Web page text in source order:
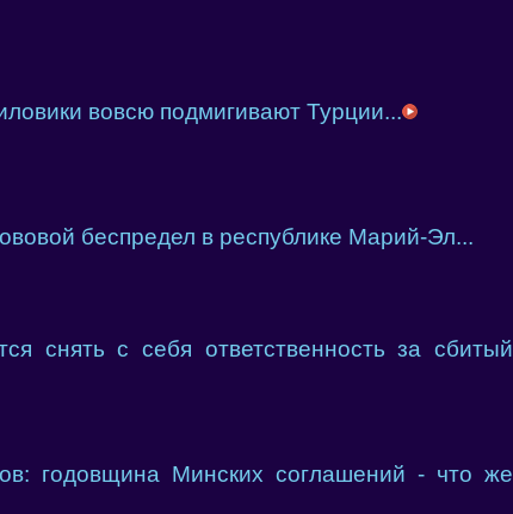
вовсю подмигивают Турции...
беспредел в республике Марий-Эл...
снять с себя ответственность за сбитый
годовщина Минских соглашений - что же